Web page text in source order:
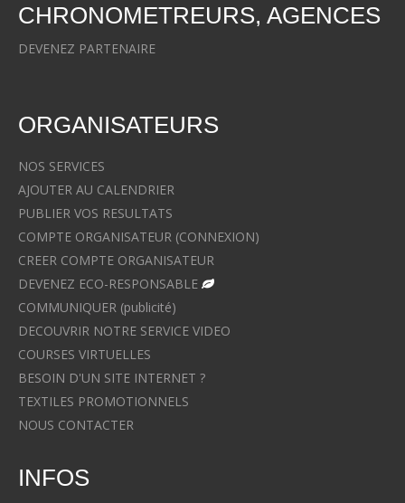
CHRONOMETREURS, AGENCES
DEVENEZ PARTENAIRE
ORGANISATEURS
NOS SERVICES
AJOUTER AU CALENDRIER
PUBLIER VOS RESULTATS
COMPTE ORGANISATEUR (CONNEXION)
CREER COMPTE ORGANISATEUR
DEVENEZ ECO-RESPONSABLE
COMMUNIQUER (publicité)
DECOUVRIR NOTRE SERVICE VIDEO
COURSES VIRTUELLES
BESOIN D'UN SITE INTERNET ?
TEXTILES PROMOTIONNELS
NOUS CONTACTER
INFOS